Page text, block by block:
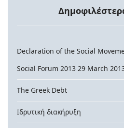
Declaration of the Social
Social Forum 2013 29 March
The Greek Debt
Ιδρυτική διακήρυξη